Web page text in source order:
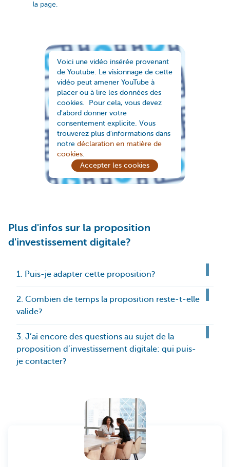
la page.
Voici une vidéo insérée provenant
de Youtube. Le visionnage de cette
vidéo peut amener YouTube à
placer ou à lire les données des
cookies. Pour cela, vous devez
d'abord donner votre
consentement explicite. Vous
trouverez plus d'informations dans
notre déclaration en matière de
cookies.
Accepter les cookies
Plus d'infos sur la proposition
d'investissement digitale?
1. Puis-je adapter cette proposition?
2. Combien de temps la proposition reste-t-elle
valide?
3. J’ai encore des questions au sujet de la
proposition d’investissement digitale: qui puis-
je contacter?